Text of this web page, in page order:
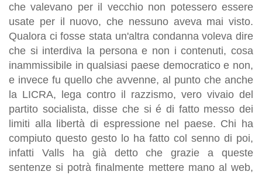
che valevano per il vecchio non potessero essere
usate per il nuovo, che nessuno aveva mai visto.
Qualora ci fosse stata un'altra condanna voleva dire
che si interdiva la persona e non i contenuti, cosa
inammissibile in qualsiasi paese democratico e non,
e invece fu quello che avvenne, al punto che anche
la LICRA, lega contro il razzismo, vero vivaio del
partito socialista, disse che si é di fatto messo dei
limiti alla libertà di espressione nel paese. Chi ha
compiuto questo gesto lo ha fatto col senno di poi,
infatti Valls ha già detto che grazie a queste
sentenze si potrà finalmente mettere mano al web,